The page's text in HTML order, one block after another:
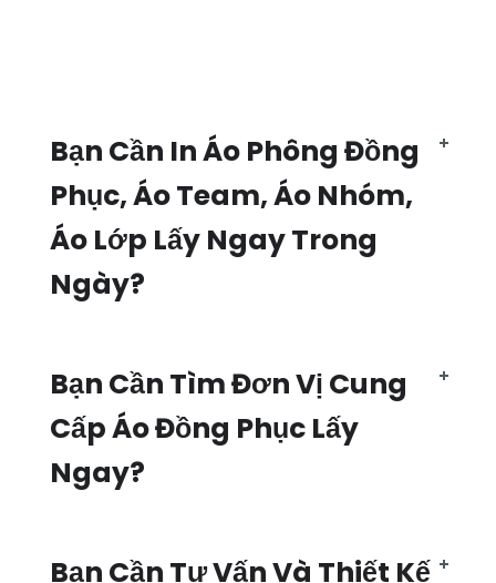
Bạn Cần In Áo Phông Đồng
Phục, Áo Team, Áo Nhóm,
Áo Lớp Lấy Ngay Trong
Ngày?
Bạn Cần Tìm Đơn Vị Cung
Cấp Áo Đồng Phục Lấy
Ngay?
Bạn Cần Tư Vấn Và Thiết Kế